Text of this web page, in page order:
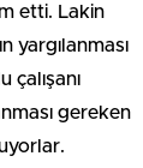
etti. Lakin
yargılanması
gereken